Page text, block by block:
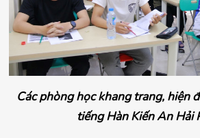
Các phòng học khang trang, hiện
tiếng Hàn Kiến An Hải